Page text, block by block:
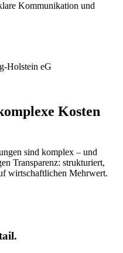
Kommunikation und
Holstein eG
Kosten
sind komplex – und
Transparenz: strukturiert,
wirtschaftlichen Mehrwert.